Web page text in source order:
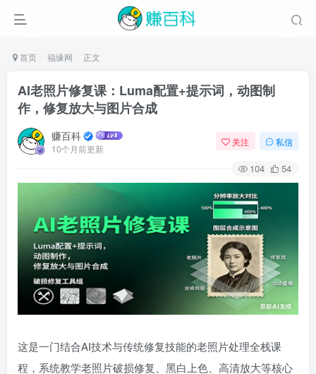
首页 福缘网 正文
AI老照片修复课：Luma配置+提示词，动图制
作，修复放大与图片合成
赚百科
10个月前更新
关注 私信
104 54
这是一门结合AI技术与传统修复技能的老照片处理全栈课
程，系统教学老照片破损修复、黑白上色、高清放大等核心